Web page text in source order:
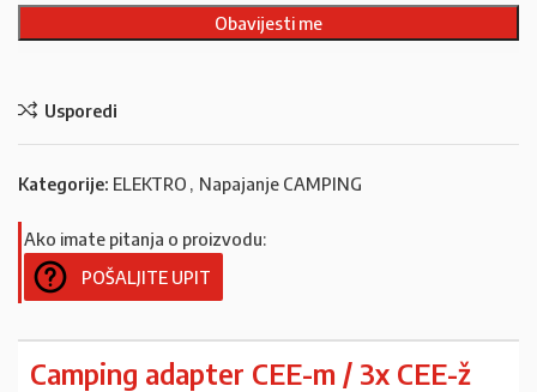
Usporedi
Kategorije: ELEKTRO , Napajanje CAMPING
Ako imate pitanja o proizvodu:
POŠALJITE UPIT
Camping adapter CEE-m / 3x CEE-ž